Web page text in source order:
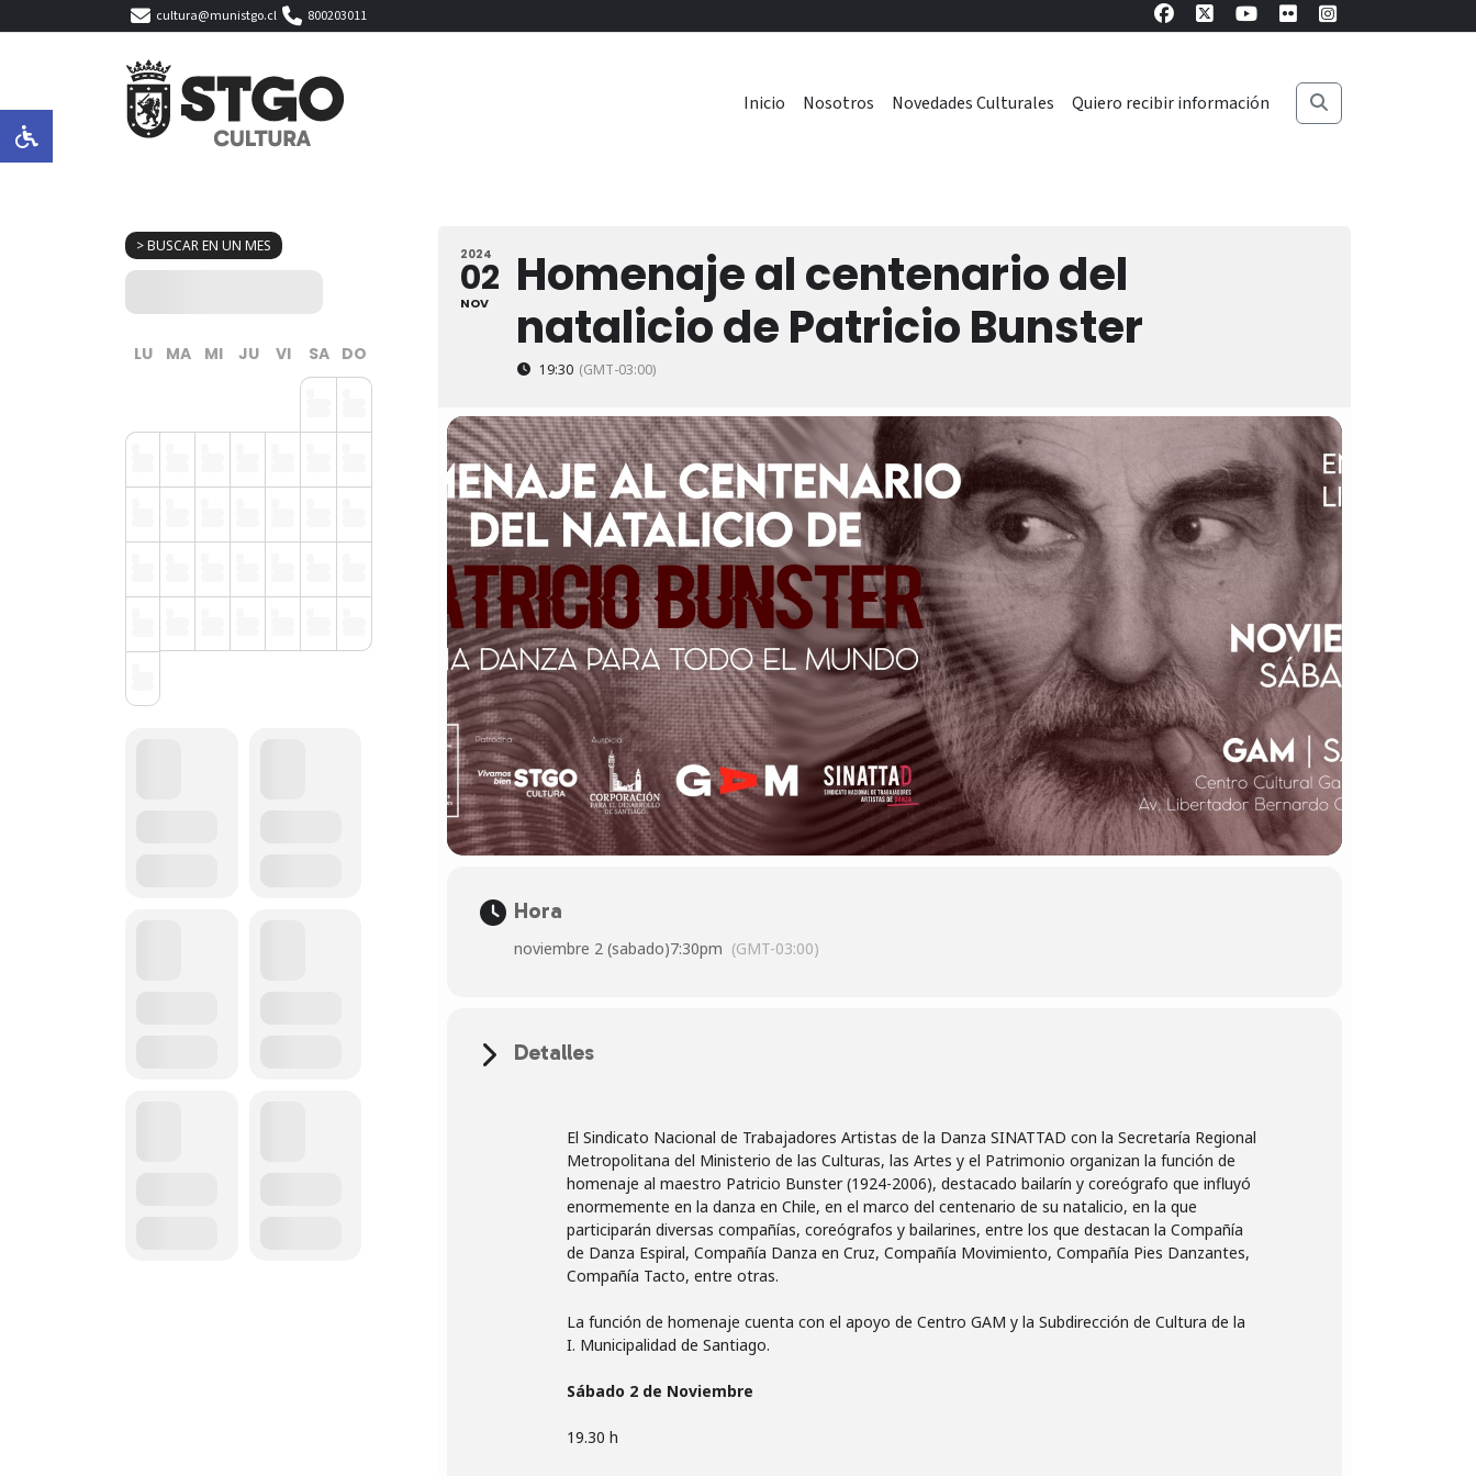
cultura@munistgo.cl 800203011
Inicio Nosotros Novedades Culturales Quiero recibir información
> BUSCAR EN UN MES
LU MA MI JU VI SA DO
2024
02
NOV
Homenaje al centenario del
natalicio de Patricio Bunster
19:30 (GMT-03:00)
Hora
noviembre 2 (sabado)7:30pm (GMT-03:00)
Detalles
El Sindicato Nacional de Trabajadores Artistas de la Danza SINATTAD con la Secretaría Regional
Metropolitana del Ministerio de las Culturas, las Artes y el Patrimonio organizan la función de
homenaje al maestro Patricio Bunster (1924-2006), destacado bailarín y coreógrafo que influyó
enormemente en la danza en Chile, en el marco del centenario de su natalicio, en la que
participarán diversas compañías, coreógrafos y bailarines, entre los que destacan la Compañía
de Danza Espiral, Compañía Danza en Cruz, Compañía Movimiento, Compañía Pies Danzantes,
Compañía Tacto, entre otras.
La función de homenaje cuenta con el apoyo de Centro GAM y la Subdirección de Cultura de la
I. Municipalidad de Santiago.
Sábado 2 de Noviembre
19.30 h